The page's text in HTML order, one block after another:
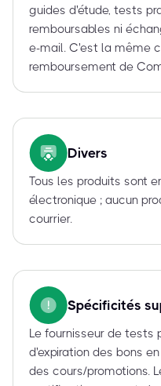
guides d'étude, tests
remboursables ni
e-mail. C'est la même
remboursement de
Divers
Tous les produits sont
électronique ; aucun
courrier.
Spécificités
Le fournisseur de
d'expiration des bons
des cours/promotions.